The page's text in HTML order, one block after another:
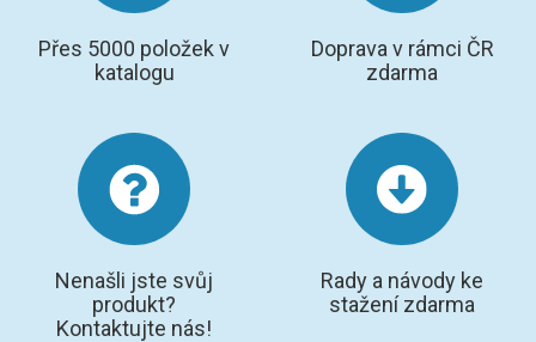
Přes 5000 položek v
katalogu
Doprava v rámci ČR
zdarma
Nenašli jste svůj
produkt?
Kontaktujte nás!
Rady a návody ke
stažení zdarma